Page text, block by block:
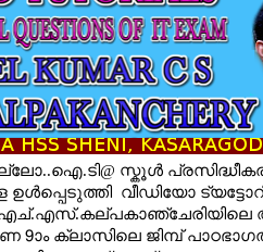
സ്കൂള്‍
വീഡിയോ
ക്ലാസിലെ ജിമ്പ്